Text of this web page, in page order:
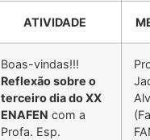
ATIVIDADE
Boas-vindas!!!
Reflexão sobre o
terceiro dia do XX
ENAFEN com a
Profa. Esp.